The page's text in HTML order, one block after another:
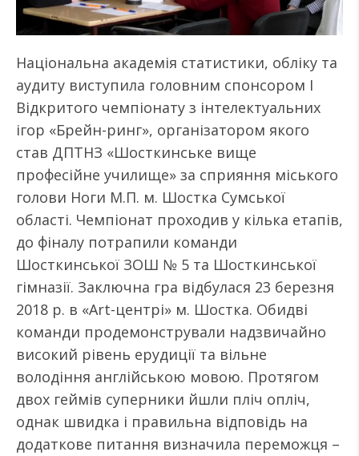
Національна академія статистики, обліку та
аудиту виступила головним спонсором І
Відкритого чемпіонату з інтелектуальних
ігор «Брейн-ринг», організатором якого
став ДПТНЗ «Шосткинське вище
професійне училище» за сприяння міського
голови Ноги М.П. м. Шостка Сумської
області. Чемпіонат проходив у кілька етапів,
до фіналу потрапили команди
Шосткинської ЗОШ № 5 та Шосткинської
гімназії. Заключна гра відбулася 23 березня
2018 р. в «Art-центрі» м. Шостка. Обидві
команди продемонстрували надзвичайно
високий рівень ерудиції та вільне
володіння англійською мовою. Протягом
двох геймів суперники йшли пліч опліч,
однак швидка і правильна відповідь на
додаткове питання визначила переможця –